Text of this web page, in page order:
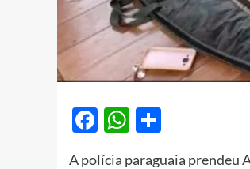
Facebook
WhatsApp
A polícia paraguaia prendeu